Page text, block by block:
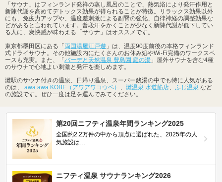
「サウナ」はフィンランド発祥の蒸し風呂のことで、熱気浴により発汗作用と
新陳代謝を高めてデトックス効果が得られることが特徴。リラックス効果以外
にも、免疫力アップや、温度差刺激による副腎の強化、自律神経の調整効果な
どがあると言われています。普段汗をかくことが少なく新陳代謝が低下してい
る人に、爽快感が味わえる「サウナ」はオススメです。
東京都墨田区にある「 両国湯屋江戸遊 」は、温度90度前後の本格フィンランド
式ドライサウナ。その他施設内にたくさんのお休み処やWi-Fi完備のワークスペ
ースも充実。また、「 バーデと天然温泉 豊島園 庭の湯 」屋外サウナを含む4種
のサウナで心地よい刺激と発汗を楽しめます。
灘駅のサウナ付きの温泉、日帰り温泉、スーパー銭湯の中でも特に人気がある
のは、 awa awa KOBE（アワアワコウベ） 、 灘温泉 水道筋店、 ふじ温泉 など
の施設です。ぜひ一度は足を運んでみてください。
第20回ニフティ温泉年間ランキング2025
全国約2.2万件の中から頂点に選ばれた、2025年の人
気施設は…
ニフティ温泉 サウナランキング2026